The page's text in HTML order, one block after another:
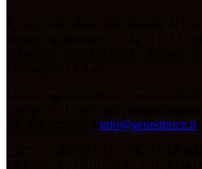
info@geoeditrice.it